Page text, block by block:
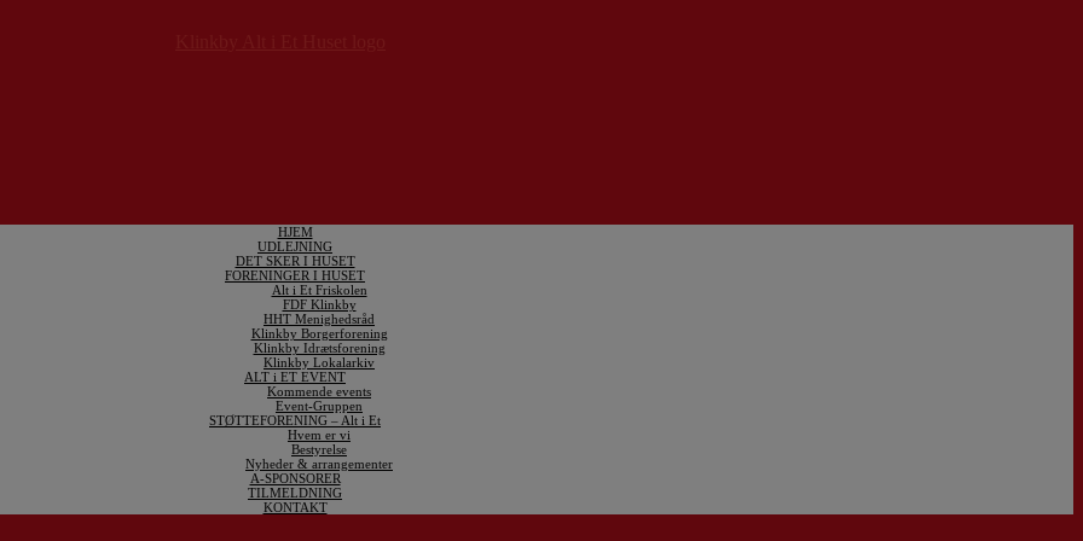
HJEM
UDLEJNING
DET SKER I HUSET
FORENINGER I HUSET
Alt i Et Friskolen
FDF Klinkby
HHT Menighedsråd
Klinkby Borgerforening
Klinkby Idrætsforening
Klinkby Lokalarkiv
ALT i ET EVENT
Kommende events
Event-Gruppen
STØTTEFORENING – Alt i Et
Hvem er vi
Bestyrelse
Nyheder & arrangementer
A-SPONSORER
TILMELDNING
KONTAKT